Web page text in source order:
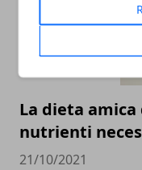
La dieta
nutrienti
21/10/2021